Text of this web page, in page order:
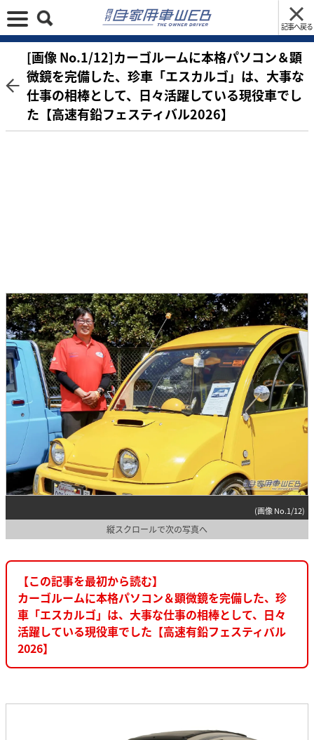
記事へ戻る
[画像 No.1/12]カーゴルームに本格パソコン＆顕
微鏡を完備した、珍車「エスカルゴ」は、大事な
仕事の相棒として、日々活躍している現役車でし
た【高速有鉛フェスティバル2026】
(画像 No.1/12)
縦スクロールで次の写真へ
【この記事を最初から読む】
カーゴルームに本格パソコン＆顕微鏡を完備した、珍
車「エスカルゴ」は、大事な仕事の相棒として、日々
活躍している現役車でした【高速有鉛フェスティバル
2026】